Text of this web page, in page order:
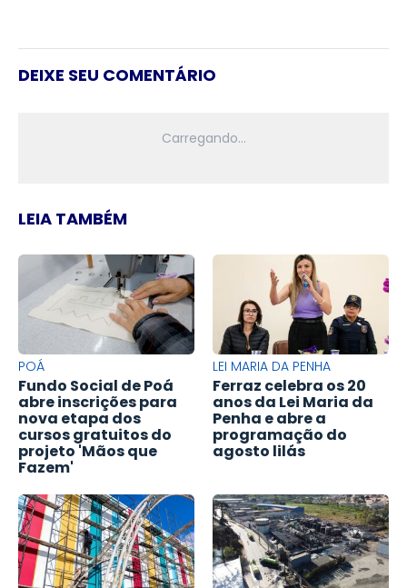
DEIXE SEU COMENTÁRIO
LEIA TAMBÉM
POÁ
Fundo Social de Poá
abre inscrições para
nova etapa dos
cursos gratuitos do
projeto 'Mãos que
Fazem'
LEI MARIA DA PENHA
Ferraz celebra os 20
anos da Lei Maria da
Penha e abre a
programação do
agosto lilás